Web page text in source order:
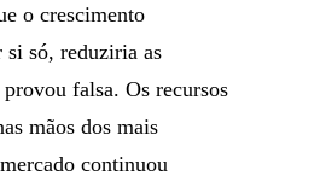
o crescimento
si só, reduziria as
provou falsa. Os recursos
mãos dos mais
continuou